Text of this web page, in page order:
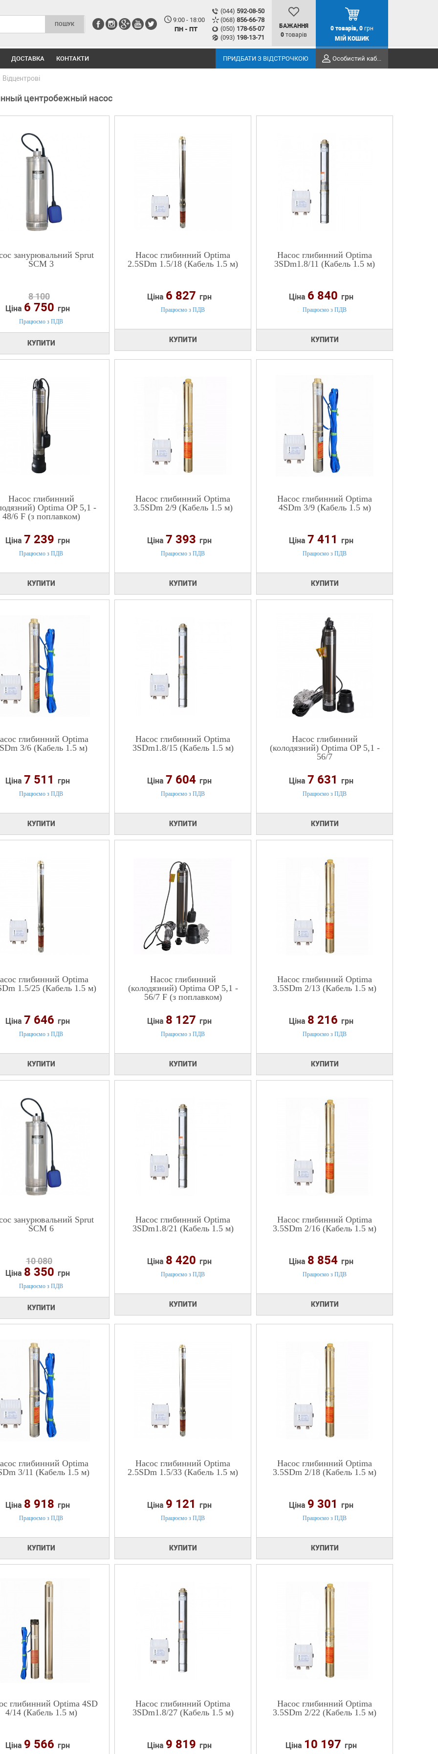
9:00 - 18:00
ПН - ПТ
(044) 592-08-50
(068) 856-66-78
(050) 178-65-07
(093) 198-13-71
БАЖАННЯ
0 товарів
0 товарів, 0 грн
МІЙ КОШИК
ДОСТАВКА КОНТАКТИ ПРИДБАТИ З ВІДСТРОЧКОЮ Особистий кабінет
Відцентрові
центробежный насос
занурювальний Sprut
SCM 3
Ціна
8 100
6 750 грн
Працюємо з ПДВ
КУПИТИ
Насос глибинний Optima
2.5SDm 1.5/18 (Кабель 1.5 м)
Ціна 6 827 грн
Працюємо з ПДВ
КУПИТИ
Насос глибинний Optima
3SDm1.8/11 (Кабель 1.5 м)
Ціна 6 840 грн
Працюємо з ПДВ
КУПИТИ
Насос глибинний
Optima OP 5,1 -
48/6 F (з поплавком)
Ціна 7 239 грн
Працюємо з ПДВ
КУПИТИ
Насос глибинний Optima
3.5SDm 2/9 (Кабель 1.5 м)
Ціна 7 393 грн
Працюємо з ПДВ
КУПИТИ
Насос глибинний Optima
4SDm 3/9 (Кабель 1.5 м)
Ціна 7 411 грн
Працюємо з ПДВ
КУПИТИ
глибинний Optima
3/6 (Кабель 1.5 м)
Ціна 7 511 грн
Працюємо з ПДВ
КУПИТИ
Насос глибинний Optima
3SDm1.8/15 (Кабель 1.5 м)
Ціна 7 604 грн
Працюємо з ПДВ
КУПИТИ
Насос глибинний
(колодязний) Optima OP 5,1 -
56/7
Ціна 7 631 грн
Працюємо з ПДВ
КУПИТИ
глибинний Optima
1.5/25 (Кабель 1.5 м)
Ціна 7 646 грн
Працюємо з ПДВ
КУПИТИ
Насос глибинний
(колодязний) Optima OP 5,1 -
56/7 F (з поплавком)
Ціна 8 127 грн
Працюємо з ПДВ
КУПИТИ
Насос глибинний Optima
3.5SDm 2/13 (Кабель 1.5 м)
Ціна 8 216 грн
Працюємо з ПДВ
КУПИТИ
занурювальний Sprut
SCM 6
Ціна
10 080
8 350 грн
Працюємо з ПДВ
КУПИТИ
Насос глибинний Optima
3SDm1.8/21 (Кабель 1.5 м)
Ціна 8 420 грн
Працюємо з ПДВ
КУПИТИ
Насос глибинний Optima
3.5SDm 2/16 (Кабель 1.5 м)
Ціна 8 854 грн
Працюємо з ПДВ
КУПИТИ
глибинний Optima
3/11 (Кабель 1.5 м)
Ціна 8 918 грн
Працюємо з ПДВ
КУПИТИ
Насос глибинний Optima
2.5SDm 1.5/33 (Кабель 1.5 м)
Ціна 9 121 грн
Працюємо з ПДВ
КУПИТИ
Насос глибинний Optima
3.5SDm 2/18 (Кабель 1.5 м)
Ціна 9 301 грн
Працюємо з ПДВ
КУПИТИ
глибинний Optima 4SD
4/14 (Кабель 1.5 м)
Ціна 9 566 грн
Насос глибинний Optima
3SDm1.8/27 (Кабель 1.5 м)
Ціна 9 819 грн
Насос глибинний Optima
3.5SDm 2/22 (Кабель 1.5 м)
Ціна 10 197 грн